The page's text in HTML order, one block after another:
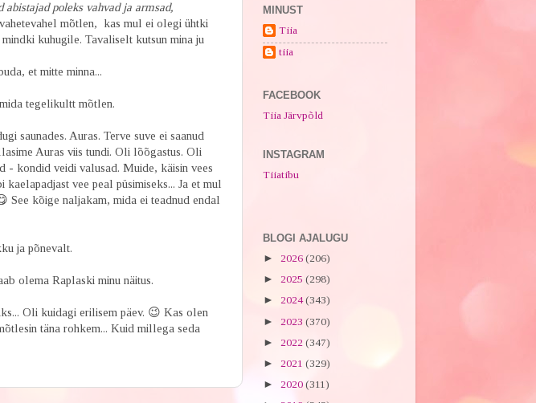
abistajad poleks vahvad ja armsad,
mõtlen, kas mul ei olegi ühtki
kuhugile. Tavaliselt kutsun mina ju
et mitte minna...
tegelikultt mõtlen.
saunades. Auras. Terve suve ei saanud
Auras viis tundi. Oli lõõgastus. Oli
- kondid veidi valusad. Muide, käisin vees
vee peal püsimiseks... Ja et mul
kõige naljakam, mida ei teadnud endal
ja põnevalt.
olema Raplaski minu näitus.
Oli kuidagi erilisem päev. 😉 Kas olen
täna rohkem... Kuid millega seda
MINUST
Tiia
tiia
FACEBOOK
Tiia Järvpõld
INSTAGRAM
Tiiatibu
BLOGI AJALUGU
► 2026 (206)
► 2025 (298)
► 2024(343)
► 2023 (370)
► 2022 (347)
► 2021 (329)
► 2020 (311)